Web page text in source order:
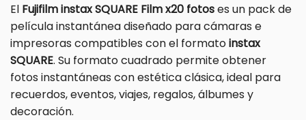
El Fujifilm instax SQUARE Film x20 fotoses un pack de
película instantánea diseñado para cámaras e
impresoras compatibles con el formatoinstax
SQUARE. Su formato cuadrado permite obtener
fotos instantáneas con estética clásica, ideal para
recuerdos, eventos, viajes, regalos, álbumes y
decoración.